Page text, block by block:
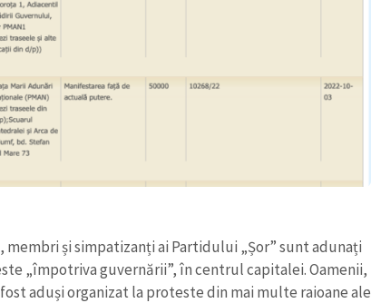
și simpatizanți ai Partidului „Șor” sunt adunați
„împotriva guvernării”, în centrul capitalei. Oamenii,
aduși organizat la proteste din mai multe raioane ale